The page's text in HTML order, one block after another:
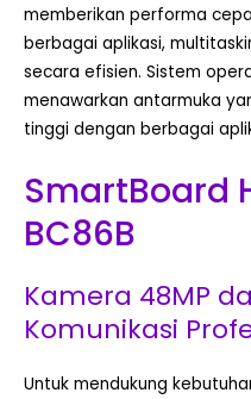
memberikan performa
berbagai aplikasi,
secara efisien. Sistem
menawarkan antarmuka
tinggi dengan berbagai
SmartBoard
BC86B
Kamera 48MP
Komunikasi
Untuk mendukung